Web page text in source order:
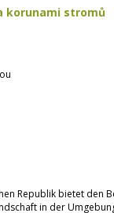
korunami stromů
Republik bietet den
in der